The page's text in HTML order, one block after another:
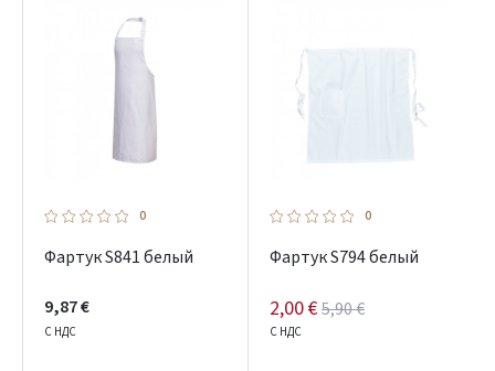
0
Фартук S841 белый
9,87 €
С НДС
0
Фартук S794 белый
2,00 €5,90 €
С НДС